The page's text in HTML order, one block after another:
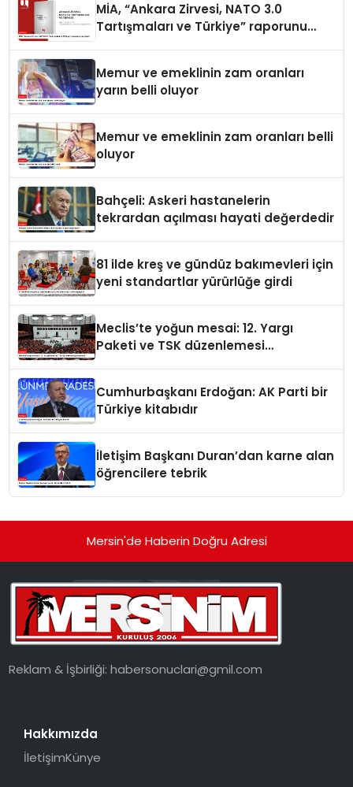
MİA, “Ankara Zirvesi, NATO 3.0
Tartışmaları ve Türkiye” raporunu
Memur ve emeklinin zam oranları
yarın belli oluyor
Memur ve emeklinin zam oranları belli
oluyor
Bahçeli: Askeri hastanelerin
tekrardan açılması hayati değerdedir
81 ilde kreş ve gündüz bakımevleri için
yeni standartlar yürürlüğe girdi
Meclis’te yoğun mesai: 12. Yargı
Paketi ve TSK düzenlemesi
Cumhurbaşkanı Erdoğan: AK Parti bir
Türkiye kitabıdır
İletişim Başkanı Duran’dan karne alan
öğrencilere tebrik
Mersin'de Haberin Doğru Adresi
Reklam & İşbirliği:habersonuclari@gmil.com
Hakkımızda
İletişimKünye